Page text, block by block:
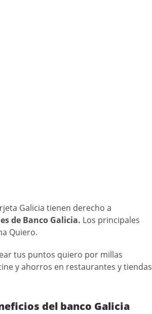
Galicia tienen derecho a
de Banco Galicia. Los principales
Quiero.
tus puntos quiero por millas
y ahorros en restaurantes y tiendas
del banco Galicia